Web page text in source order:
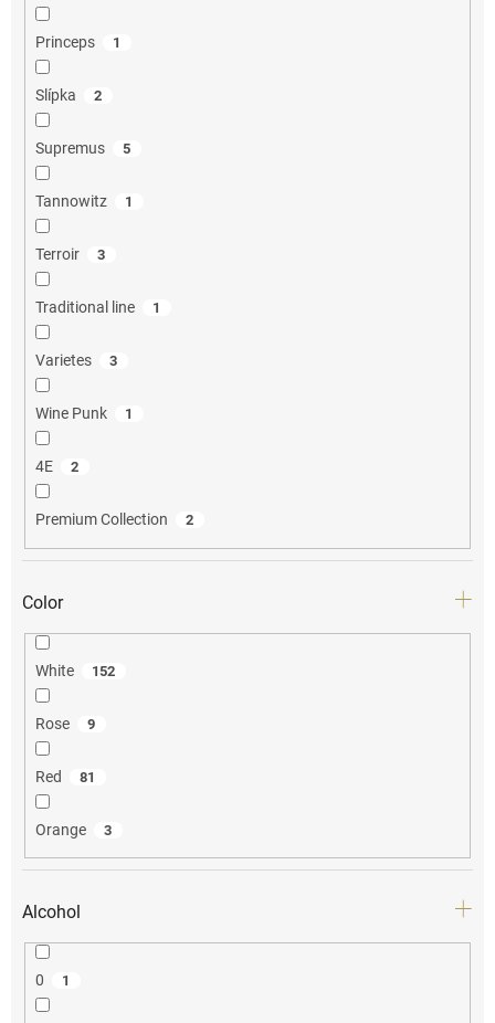
Princeps 1
Slípka 2
Supremus 5
Tannowitz 1
Terroir 3
Traditional line 1
Varietes 3
Wine Punk 1
4E 2
Premium Collection 2
Color
White 152
Rose 9
Red 81
Orange 3
Alcohol
0 1